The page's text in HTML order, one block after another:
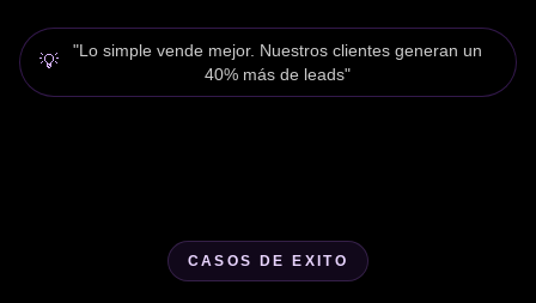
💡
"Lo simple vende mejor. Nuestros clientes generan un
40% más de leads"
CASOS DE EXITO